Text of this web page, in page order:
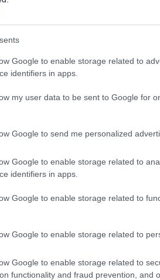
Google to enable storage related to
identifiers in apps.
my user data to be sent to Google for
Google to send me personalized
Google to enable storage related to
identifiers in apps.
Google to enable storage related to
Google to enable storage related to
Google to enable storage related to
functionality and fraud prevention, and
ΕΛΛΑΔΑ
που είχε συλληφθεί στο Λονδίνο